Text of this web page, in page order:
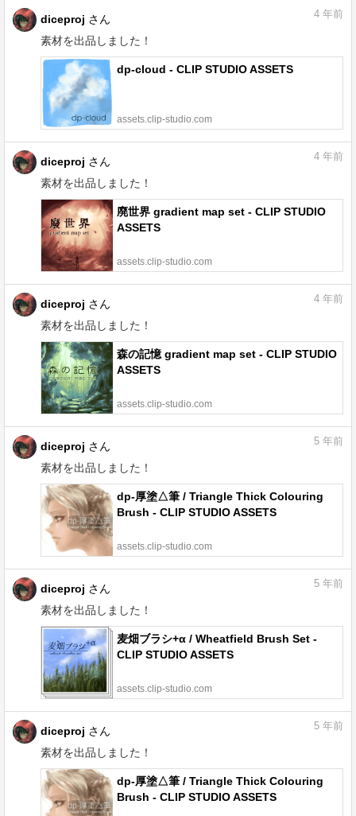
diceproj さん
素材を出品しました！
4 年前
dp-cloud - CLIP STUDIO ASSETS
assets.clip-studio.com
diceproj さん
素材を出品しました！
4 年前
廃世界 gradient map set - CLIP STUDIO
ASSETS
assets.clip-studio.com
diceproj さん
素材を出品しました！
4 年前
森の記憶 gradient map set - CLIP STUDIO
ASSETS
assets.clip-studio.com
diceproj さん
素材を出品しました！
5 年前
dp-厚塗△筆 / Triangle Thick Colouring
Brush - CLIP STUDIO ASSETS
assets.clip-studio.com
diceproj さん
素材を出品しました！
5 年前
麦畑ブラシ+α / Wheatfield Brush Set -
CLIP STUDIO ASSETS
assets.clip-studio.com
diceproj さん
素材を出品しました！
5 年前
dp-厚塗△筆 / Triangle Thick Colouring
Brush - CLIP STUDIO ASSETS